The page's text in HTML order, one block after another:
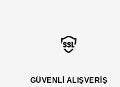
GÜVENLİ ALIŞVERİŞ